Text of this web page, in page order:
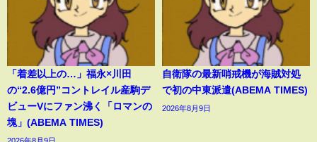
「着差以上の…」福永×川田
の“2.6億円”コントレイル産駒デ
ビューVにファン沸く「ロマンの
塊」(ABEMA TIMES)
自衛隊の最新哨戒機が海賊対処
で初の中東派遣(ABEMA TIMES)
2026年8月9日